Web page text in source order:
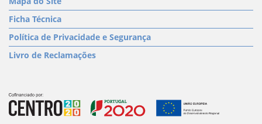
Ficha Técnica
Política de Privacidade e Segurança
Livro de Reclamações